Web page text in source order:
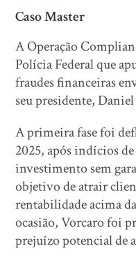
Caso Master
A Operação
Polícia Federal que
fraudes financeiras
seu presidente,
A primeira fase foi
2025, após indícios
investimento sem
objetivo de atrair
rentabilidade acima
ocasião, Vorcaro foi
prejuízo potencial de